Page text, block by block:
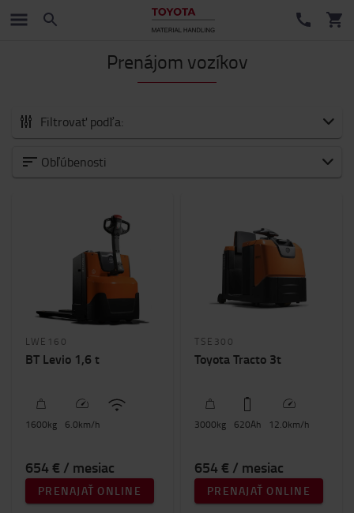
Prenájom vozíkov
Filtrovať podľa:
Aký typ vozíka chcete?
Elektrické paletové vozíky
Elektrické stohovacie vozíky
Vychystávacie vozíky
(13)
Čelné elektrické vysokozdvižné vozíky(13)
Čelné vysokozdvižné vozíky so spaľovacím motorom
(19)
VNA vozíky do úzkych uličiek(3)
Požadovaná nosnosť (kg)
Výška zdvihu (mm)
0mm 16800mm
Obľúbenosti
LWE160
BT Levio 1,6 t
1600kg 6.0km/h
654 € / mesiac
PRENAJAŤ ONLINE
TSE300
Toyota Tracto 3t
3000kg 620Ah 12.0km/h
654 € / mesiac
PRENAJAŤ ONLINE